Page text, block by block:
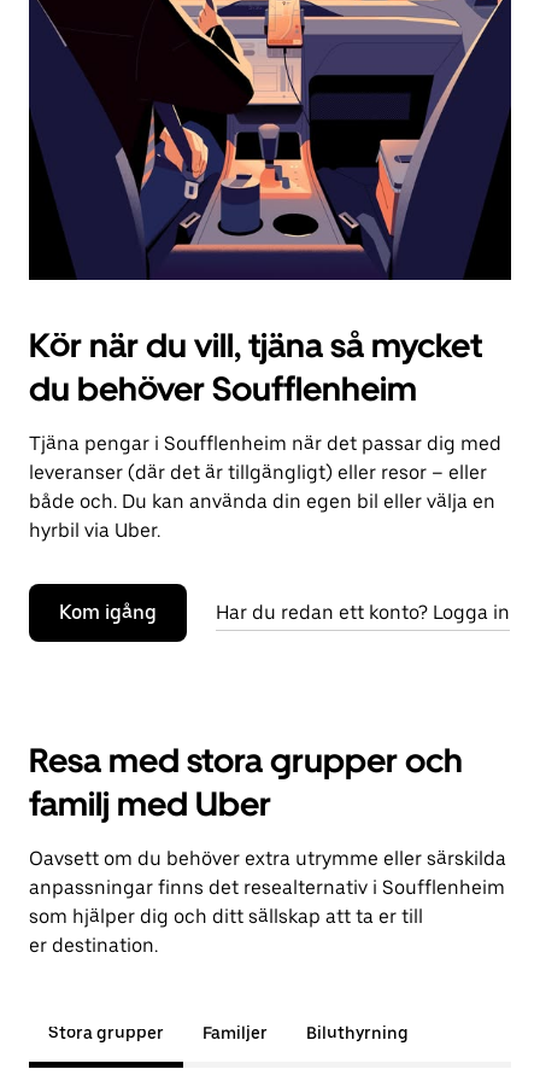
för
stänga
kalendern.
Kör när du vill, tjäna så mycket
du behöver Soufflenheim
Tjäna pengar i Soufflenheim när det passar dig med
leveranser (där det är tillgängligt) eller resor – eller
både och. Du kan använda din egen bil eller välja en
hyrbil via Uber.
Kom igång Har du redan ett konto? Logga in
Resa med stora grupper och
familj med Uber
Oavsett om du behöver extra utrymme eller särskilda
anpassningar finns det resealternativ i Soufflenheim
som hjälper dig och ditt sällskap att ta er till
er destination.
Stora grupper Familjer Biluthyrning